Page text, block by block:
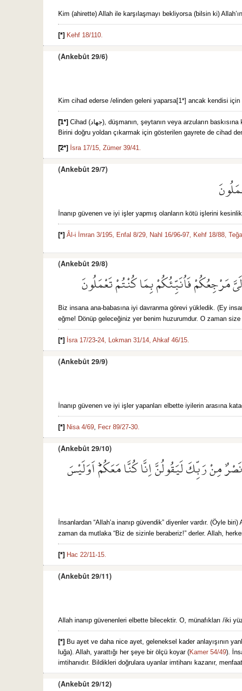
Kim (ahirette) Allah ile karşılaşmayı bekliyorsa (bilsin ki)
[*] Kehf 18/110.
(Ankebût 29/6)
Kim cihad ederse /elinden geleni yaparsa[1*] ancak kendisi için
ََ[1*] Cihad (جهاد), düşmanın, şeytanın veya arzuların baskısına karşı Allah’ın emrine uymak için verilen her türlü mücadeledir (Müfredat). Allah yolunda savaş, cihadın çok önemli bir parçasıdır.
Birini doğru yoldan çıkarmak için gösterilen gayrete de cihad
ََ[2*] İsra 17/15, Zümer 39/41.
(Ankebût 29/7)
İnanıp güvenen ve iyi işler yapmış olanların kötü işlerini
[*] Âl-i İmran 3/195, Enfal 8/29, Nahl 16/96-97, Kehf 18/88,
(Ankebût 29/8)
مَرْجِعُكُمْ فَاُنَبِّئُكُمْ بِمَا كُنْتُمْ تَعْمَلُونَ
Biz insana ana-babasına iyi davranma görevi yükledik. (Ey
eğme! Dönüp geleceğiniz yer benim huzurumdur. O zaman size
[*] İsra 17/23-24, Lokman 31/14, Ahkaf 46/15.
(Ankebût 29/9)
İnanıp güvenen ve iyi işler yapanları elbette iyilerin arasına
[*] Nisa 4/69, Fecr 89/27-30.
(Ankebût 29/10)
مِنْ رَبِّكَ لَيَقُولُنَّ اِنَّا كُنَّا مَعَكُمْۜ اَوَلَيْسَ
İnsanlardan “Allah’a inanıp güvendik” diyenler vardır. (Öyle
zaman da mutlaka “Biz de sizinle beraberiz!” derler. Allah,
[*] Hac 22/11-15.
(Ankebût 29/11)
Allah inanıp güvenenleri elbette bilecektir. O, münafıkları /iki
[*] Bu ayet ve daha nice ayet, geleneksel kader anlayışının
luğa). Allah, yarattığı her şeye bir ölçü koyar (Kamer 54/49).
imtihanıdır. Bildikleri doğrulara uyanlar imtihanı kazanır,
(Ankebût 29/12)